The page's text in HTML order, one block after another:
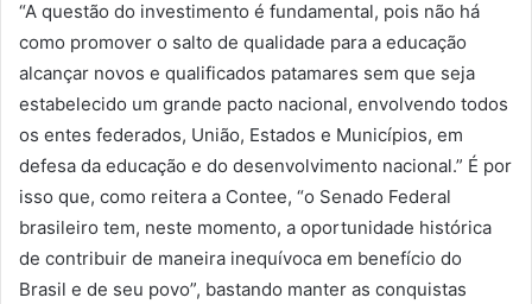
“A questão do investimento é fundamental, pois não há
como promover o salto de qualidade para a educação
alcançar novos e qualificados patamares sem que seja
estabelecido um grande pacto nacional, envolvendo todos
os entes federados, União, Estados e Municípios, em
defesa da educação e do desenvolvimento nacional.” É por
isso que, como reitera a Contee, “o Senado Federal
brasileiro tem, neste momento, a oportunidade histórica
de contribuir de maneira inequívoca em benefício do
Brasil e de seu povo”, bastando manter as conquistas